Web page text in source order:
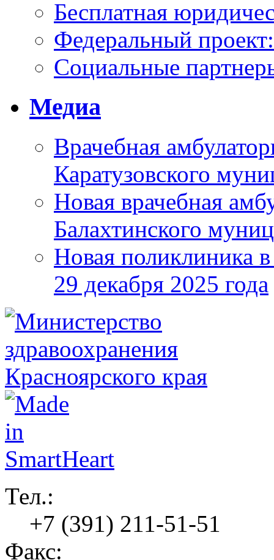
Бесплатная
Федеральный
Социальные
Медиа
Врачебная
Каратузовского
Новая врачебная
Балахтинского
Новая поликлиника
29 декабря 2025 года
Тел.:
+7 (391) 211-51-51
Факс: